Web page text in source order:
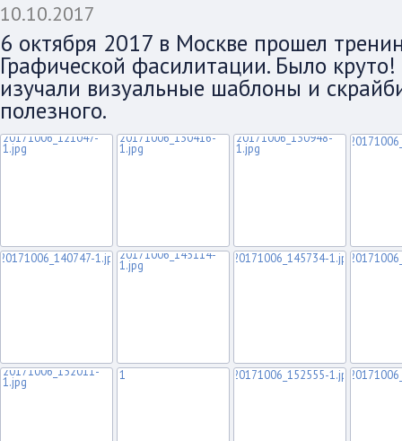
10.10.2017
6 октября 2017 в Москве прошел
Графической фасилитации. Было
изучали визуальные шаблоны и
полезного.